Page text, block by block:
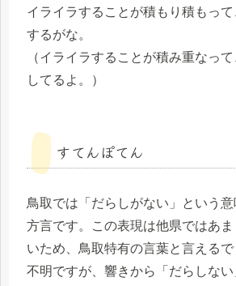
イライラすることが積もり積もっ
するがな。
（イライラすることが積み重なっ
してるよ。）
すてんぽてん
鳥取では「だらしがない」という
方言です。この表現は他県ではあ
いため、鳥取特有の言葉と言える
不明ですが、響きから「だらしな